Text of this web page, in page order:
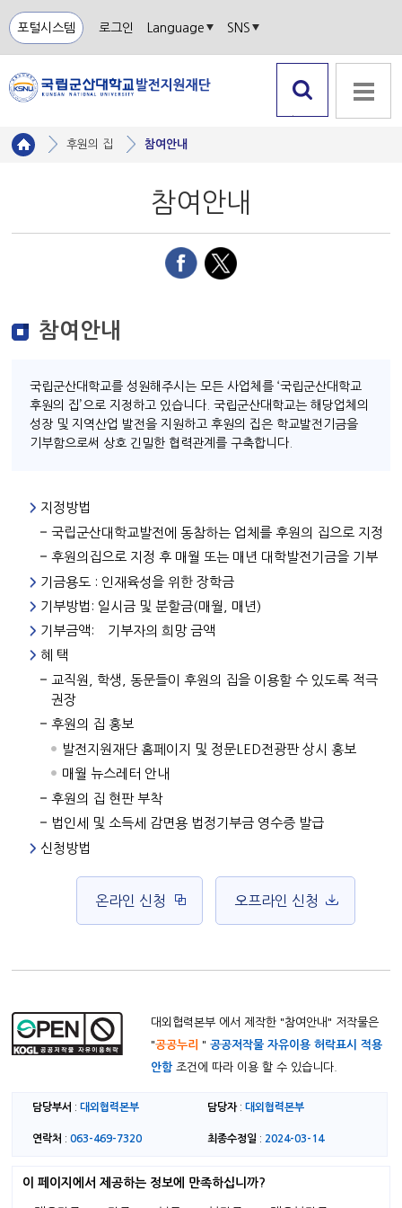
포털시스템 로그인 Language SNS
후원의 집 참여안내
참여안내
참여안내
국립군산대학교를 성원해주시는 모든 사업체를 ‘국립군산대학교
후원의 집’으로 지정하고 있습니다. 국립군산대학교는 해당업체의
성장 및 지역산업 발전을 지원하고 후원의 집은 학교발전기금을
기부함으로써 상호 긴밀한 협력관계를 구축합니다.
지정방법
국립군산대학교발전에 동참하는 업체를 후원의 집으로 지정
후원의집으로 지정 후 매월 또는 매년 대학발전기금을 기부
기금용도 : 인재육성을 위한 장학금
기부방법: 일시금 및 분할금(매월, 매년)
기부금액: 기부자의 희망 금액
혜 택
교직원, 학생, 동문들이 후원의 집을 이용할 수 있도록 적극
권장
후원의 집 홍보
발전지원재단 홈페이지 및 정문LED전광판 상시 홍보
매월 뉴스레터 안내
후원의 집 현판 부착
법인세 및 소득세 감면용 법정기부금 영수증 발급
신청방법
온라인 신청 오프라인 신청
대외협력본부 에서 제작한 "참여안내 " 저작물은
"공공누리 "공공저작물 자유이용 허락표시 적용
안함조건에 따라 이용 할 수 있습니다.
담당부서 :대외협력본부 담당자: 대외협력본부
연락처 :063-469-7320 최종수정일 : 2024-03-14
이 페이지에서 제공하는 정보에 만족하십니까?